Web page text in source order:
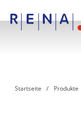
RENA North America
Startseite Produkte